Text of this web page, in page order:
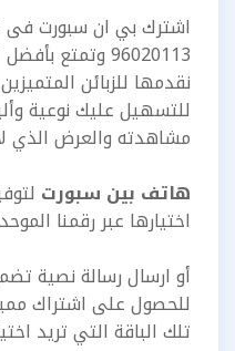
اشترك بي ان سبورت
96020113
نقدمها للزبائن
للتسهيل عليك نوعية
مشاهدته والعرض الذي
هاتف بين سبورت
اختيارها عبر رقمنا الموحد
أو ارسال رسالة نصية
للحصول على اشتراك
تلك الباقة التي تريد